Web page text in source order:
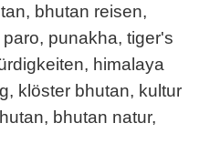
bhutan reisen,
punakha, tiger's
himalaya
klöster bhutan, kultur
bhutan natur,